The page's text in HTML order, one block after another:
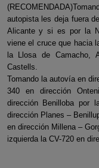
autopista les deja fuera
Alicante y si es por la
viene el cruce que hacia
la Llosa de Camacho,
Castells.
Tomando la autovía en
340 en dirección
dirección Benilloba por
dirección Planes –
en dirección Millena –
izquierda la CV-720 en